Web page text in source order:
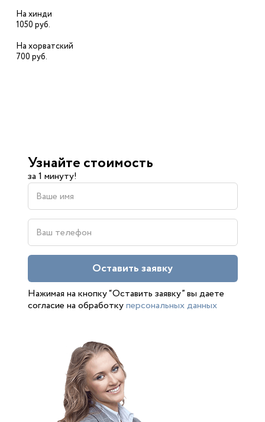
На хинди
1050 руб.
На хорватский
700 руб.
Узнайте стоимость
за 1 минуту!
Оставить заявку
Нажимая на кнопку “Оставить заявку” вы даете
согласие на обработкуперсональных данных